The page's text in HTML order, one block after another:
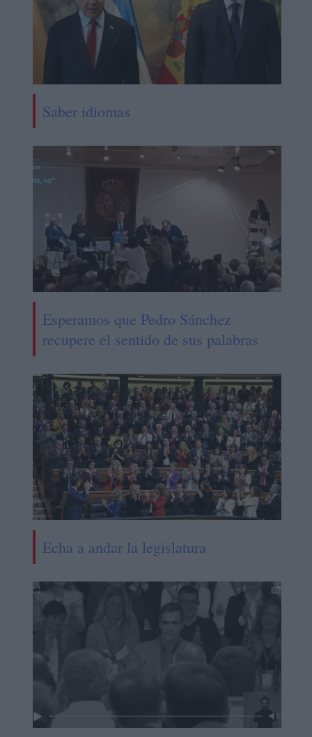
Saber idiomas
Esperamos que Pedro Sánchez
recupere el sentido de sus palabras
Echa a andar la legislatura